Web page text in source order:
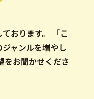
おります。
「こ
ャンルを増やし
をお聞かせくださ